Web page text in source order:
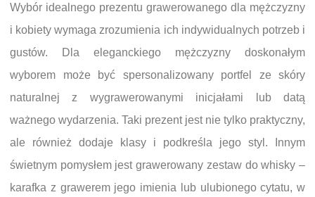
Wybór idealnego prezentu grawerowanego dla mężczyzny
i kobiety wymaga zrozumienia ich indywidualnych potrzeb i
gustów. Dla eleganckiego mężczyzny doskonałym
wyborem może być spersonalizowany portfel ze skóry
naturalnej z wygrawerowanymi inicjałami lub datą
ważnego wydarzenia. Taki prezent jest nie tylko praktyczny,
ale również dodaje klasy i podkreśla jego styl. Innym
świetnym pomysłem jest grawerowany zestaw do whisky –
karafka z grawerem jego imienia lub ulubionego cytatu, w